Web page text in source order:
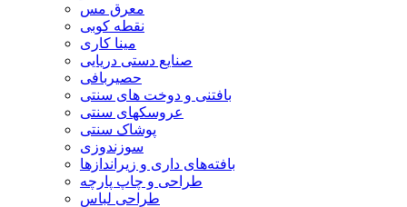
معرق مس
نقطه کوبی
مینا کاری
صنایع دستی دریایی
حصیربافی
بافتنی‌ و دوخت های سنتی
عروسکهای سنتی
پوشاک سنتی
سوزندوزی
بافته‌های داری و زیراندازها
طراحی و چاپ پارچه
طراحی لباس